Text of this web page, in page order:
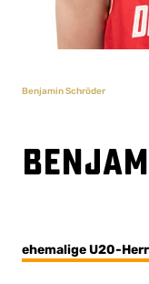
Benjamin Schröder
ehemalige U20-